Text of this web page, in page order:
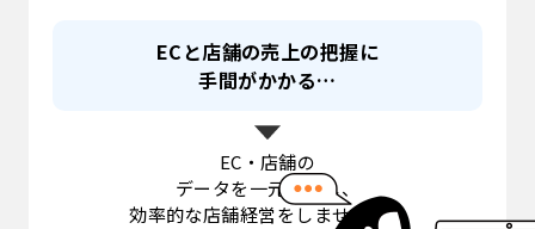
ECと店舗の売上の把握に
手間がかかる…
EC・店舗の
データを一元管理し、
効率的な店舗経営をしませんか？